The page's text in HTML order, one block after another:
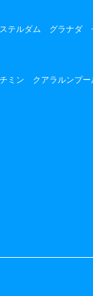
テルダム グラナダ
ミン クアラルンプー